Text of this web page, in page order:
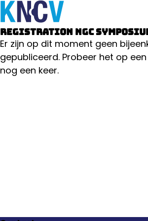
NextGenChem@NL
Registration NGC
Er zijn op dit moment geen
gepubliceerd. Probeer het op
nog een keer.